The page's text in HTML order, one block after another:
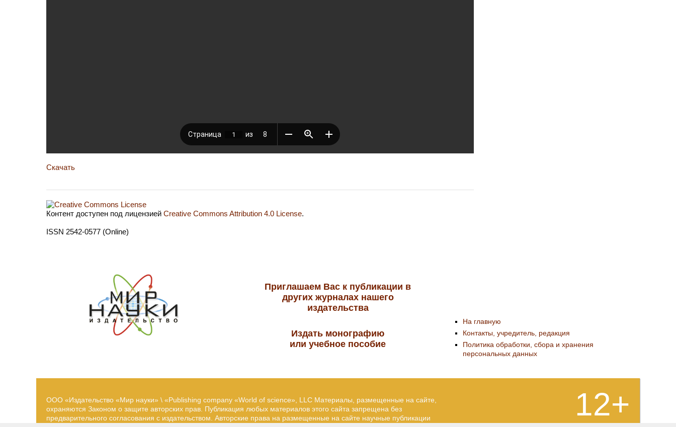
Скачать
Контент доступен под лицензией Creative Commons Attribution 4.0 License.
ISSN 2542-0577 (Online)
Приглашаем Вас к публикации в
других журналах нашего
издательства
Издать монографию
или учебное пособие
На главную
Контакты, учредитель, редакция
Политика обработки, сбора и хранения
персональных данных
ООО «Издательство «Мир науки» \ «Publishing company «World of science», LLC Материалы, размещенные на сайте,
охраняются Законом о защите авторских прав. Публикация любых материалов этого сайта запрещена без
предварительного согласования с издательством. Авторские права на размещенные на сайте научные публикации
12+